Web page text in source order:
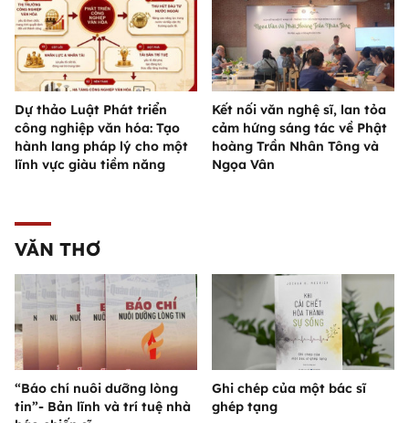
Dự thảo Luật Phát triển
công nghiệp văn hóa: Tạo
hành lang pháp lý cho một
lĩnh vực giàu tiềm năng
Kết nối văn nghệ sĩ, lan tỏa
cảm hứng sáng tác về Phật
hoàng Trần Nhân Tông và
Ngọa Vân
VĂN THƠ
“Báo chí nuôi dưỡng lòng
tin”- Bản lĩnh và trí tuệ nhà
Ghi chép của một bác sĩ
ghép tạng